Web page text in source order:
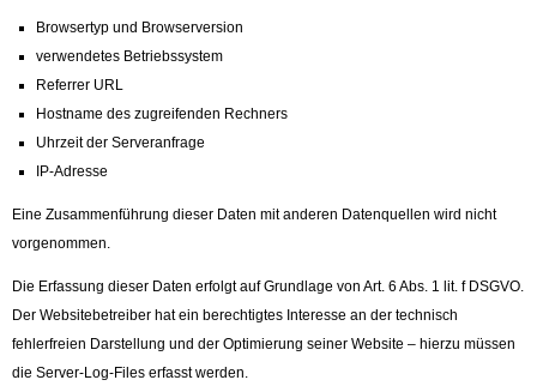
Browsertyp und Browserversion
verwendetes Betriebssystem
Referrer URL
Hostname des zugreifenden Rechners
Uhrzeit der Serveranfrage
IP-Adresse
Eine Zusammenführung dieser Daten mit anderen Datenquellen wird nicht
vorgenommen.
Die Erfassung dieser Daten erfolgt auf Grundlage von Art. 6 Abs. 1 lit. f DSGVO.
Der Websitebetreiber hat ein berechtigtes Interesse an der technisch
fehlerfreien Darstellung und der Optimierung seiner Website – hierzu müssen
die Server-Log-Files erfasst werden.